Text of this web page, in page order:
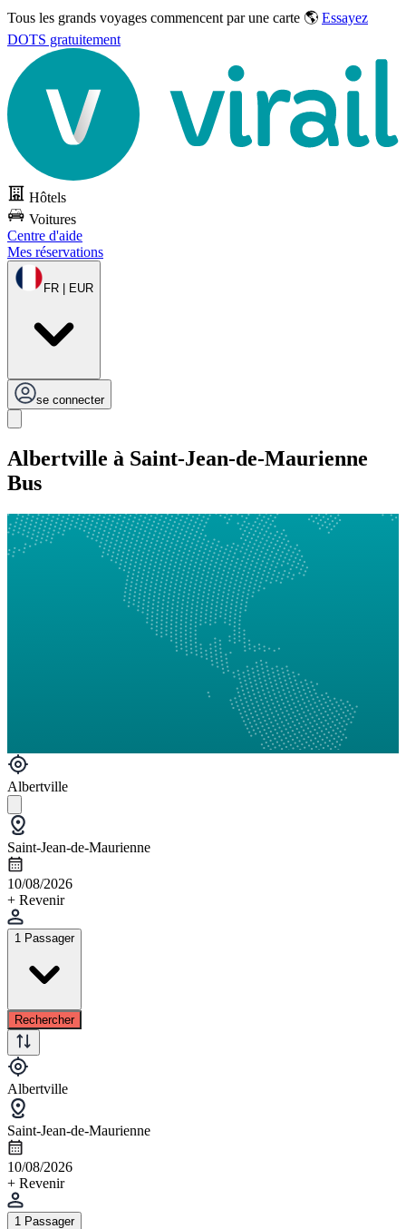
Tous les grands voyages commencent par une carte 🌎 Essayez
DOTS gratuitement
Hôtels
Voitures
Centre d'aide
Mes réservations
FR | EUR
se connecter
Albertville à Saint-Jean-de-Maurienne
Bus
Albertville
Saint-Jean-de-Maurienne
10/08/2026
+ Revenir
1 Passager
Rechercher
Albertville
Saint-Jean-de-Maurienne
10/08/2026
+ Revenir
1 Passager